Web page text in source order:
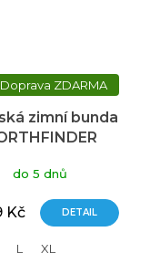
ZDARMA
zimní bunda
do 5 dnů
Kč DETAIL
L XL